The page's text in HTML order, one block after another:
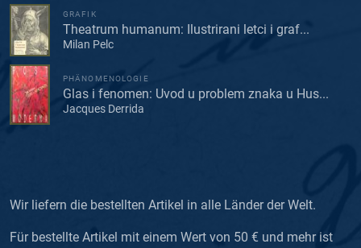
GRAFIK
Theatrum humanum: Ilustrirani letci i graf...
Milan Pelc
PHÄNOMENOLOGIE
Glas i fenomen: Uvod u problem znaka u Hus...
Jacques Derrida
Wir liefern die bestellten Artikel in alle Länder der Welt.
Für bestellte Artikel mit einem Wert von 50 € und mehr ist